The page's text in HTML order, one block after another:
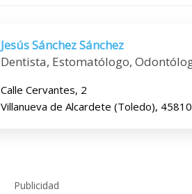
Jesús Sánchez Sánchez
Dentista, Estomatólogo,
Calle Cervantes, 2
Villanueva de Alcardete (Toledo), 45810
Publicidad